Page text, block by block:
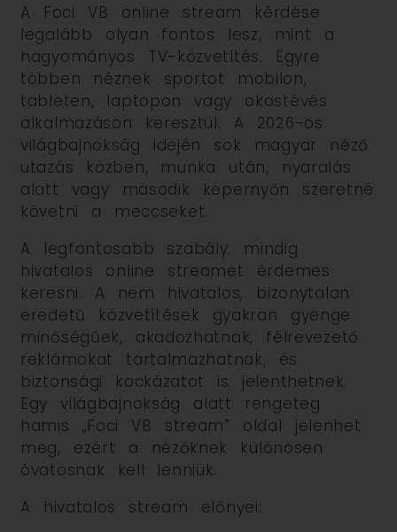
A Foci VB online stream kérdése
legalább olyan fontos lesz, mint a
hagyományos TV-közvetítés. Egyre
többen néznek sportot mobilon,
tableten, laptopon vagy okostévés
alkalmazáson keresztül. A 2026-os
világbajnokság idején sok magyar néző
utazás közben, munka után, nyaralás
alatt vagy második képernyőn szeretné
követni a meccseket.
A legfontosabb szabály: mindig
hivatalos online streamet érdemes
keresni. A nem hivatalos, bizonytalan
eredetű közvetítések gyakran gyenge
minőségűek, akadozhatnak, félrevezető
reklámokat tartalmazhatnak, és
biztonsági kockázatot is jelenthetnek.
Egy világbajnokság alatt rengeteg
hamis „Foci VB stream” oldal jelenhet
meg, ezért a nézőknek különösen
óvatosnak kell lenniük.
A hivatalos stream előnyei: